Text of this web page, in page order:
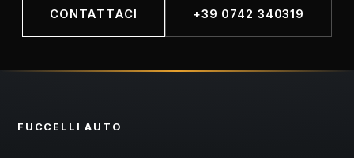
CONTATTACI +39 0742 340319
FUCCELLI AUTO